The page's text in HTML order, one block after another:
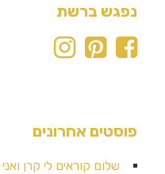
נפגש ברשת
פוסטים אחרונים
שלום קוראים לי קרן